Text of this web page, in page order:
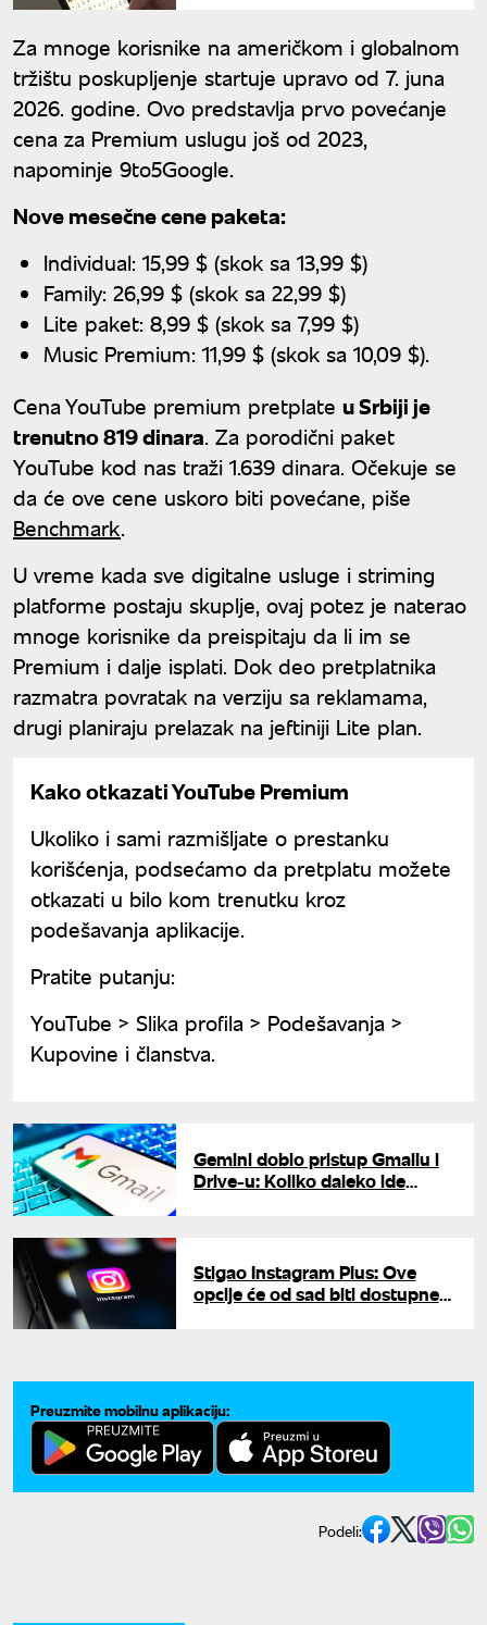
Za mnoge korisnike na američkom i globalnom
tržištu poskupljenje startuje upravo od 7. juna
2026. godine. Ovo predstavlja prvo povećanje
cena za Premium uslugu još od 2023,
napominje 9to5Google.
Nove mesečne cene paketa:
Individual: 15,99 $ (skok sa 13,99 $)
Family: 26,99 $ (skok sa 22,99 $)
Lite paket: 8,99 $ (skok sa 7,99 $)
Music Premium: 11,99 $ (skok sa 10,09 $).
Cena YouTube premium pretplate u Srbiji je
trenutno 819 dinara. Za porodični paket
YouTube kod nas traži 1.639 dinara. Očekuje se
da će ove cene uskoro biti povećane, piše
Benchmark.
U vreme kada sve digitalne usluge i striming
platforme postaju skuplje, ovaj potez je naterao
mnoge korisnike da preispitaju da li im se
Premium i dalje isplati. Dok deo pretplatnika
razmatra povratak na verziju sa reklamama,
drugi planiraju prelazak na jeftiniji Lite plan.
Kako otkazati YouTube Premium
Ukoliko i sami razmišljate o prestanku
korišćenja, podsećamo da pretplatu možete
otkazati u bilo kom trenutku kroz
podešavanja aplikacije.
Pratite putanju:
YouTube > Slika profila > Podešavanja >
Kupovine i članstva.
Gemini dobio pristup Gmailu i
Drive-u: Koliko daleko ide
Stigao Instagram Plus: Ove
opcije će od sad biti dostupne
Preuzmite mobilnu aplikaciju:
Podeli: